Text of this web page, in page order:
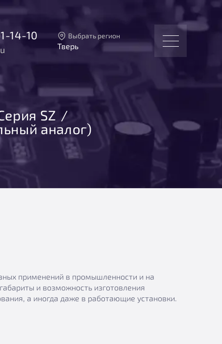
14-10 Выбрать регион
Тверь
Екатеринбург
SZ
аналог)
применений в промышленности и на
и возможность изготовления
а иногда даже в работающие установки.